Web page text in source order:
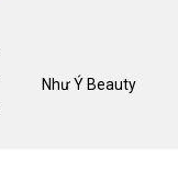
Như Ý Beauty